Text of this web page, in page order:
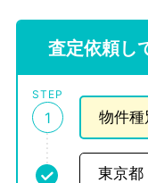
査定依頼し
STEP
1